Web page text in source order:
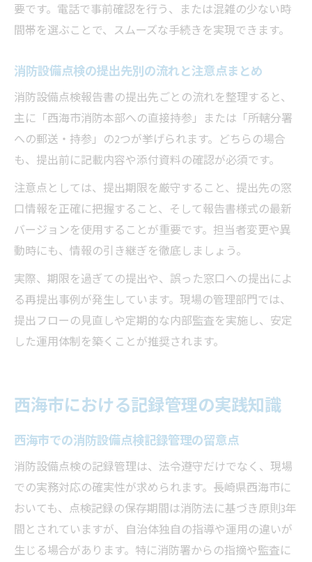
要です。電話で事前確認を行う、または混雑の少ない時
間帯を選ぶことで、スムーズな手続きを実現できます。
消防設備点検の提出先別の流れと注意点まとめ
消防設備点検報告書の提出先ごとの流れを整理すると、
主に「西海市消防本部への直接持参」または「所轄分署
への郵送・持参」の2つが挙げられます。どちらの場合
も、提出前に記載内容や添付資料の確認が必須です。
注意点としては、提出期限を厳守すること、提出先の窓
口情報を正確に把握すること、そして報告書様式の最新
バージョンを使用することが重要です。担当者変更や異
動時にも、情報の引き継ぎを徹底しましょう。
実際、期限を過ぎての提出や、誤った窓口への提出によ
る再提出事例が発生しています。現場の管理部門では、
提出フローの見直しや定期的な内部監査を実施し、安定
した運用体制を築くことが推奨されます。
西海市における記録管理の実践知識
西海市での消防設備点検記録管理の留意点
消防設備点検の記録管理は、法令遵守だけでなく、現場
での実務対応の確実性が求められます。長崎県西海市に
おいても、点検記録の保存期間は消防法に基づき原則3年
間とされていますが、自治体独自の指導や運用の違いが
生じる場合があります。特に消防署からの指摘や監査に